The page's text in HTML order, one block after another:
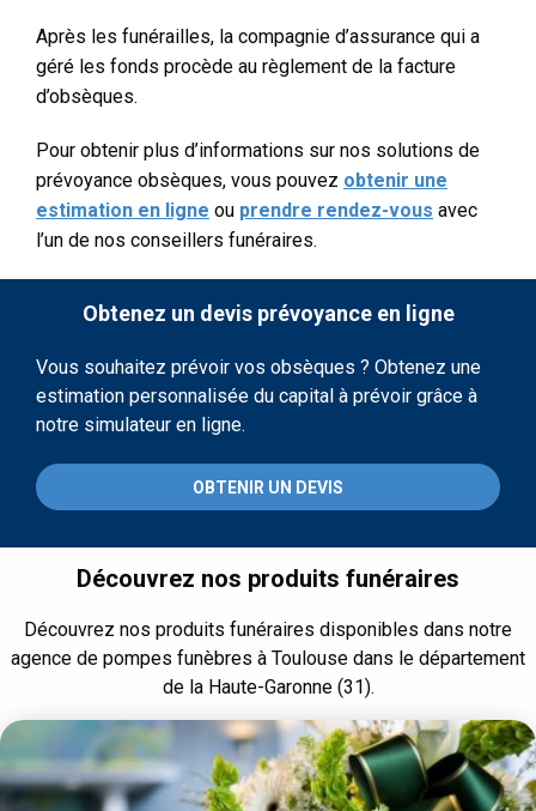
Après les funérailles, la compagnie d’assurance qui a
géré les fonds procède au règlement de la facture
d’obsèques.
Pour obtenir plus d’informations sur nos solutions de
prévoyance obsèques, vous pouvez obtenir une
estimation en ligne ou prendre rendez-vous avec
l’un de nos conseillers funéraires.
Obtenez un devis prévoyance en ligne
Vous souhaitez prévoir vos obsèques ? Obtenez une
estimation personnalisée du capital à prévoir grâce à
notre simulateur en ligne.
OBTENIR UN DEVIS
Découvrez nos produits funéraires
Découvrez nos produits funéraires disponibles dans notre
agence de pompes funèbres à Toulouse dans le département
de la Haute-Garonne (31).